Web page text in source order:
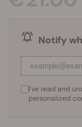
Notify
I've read and
personalized